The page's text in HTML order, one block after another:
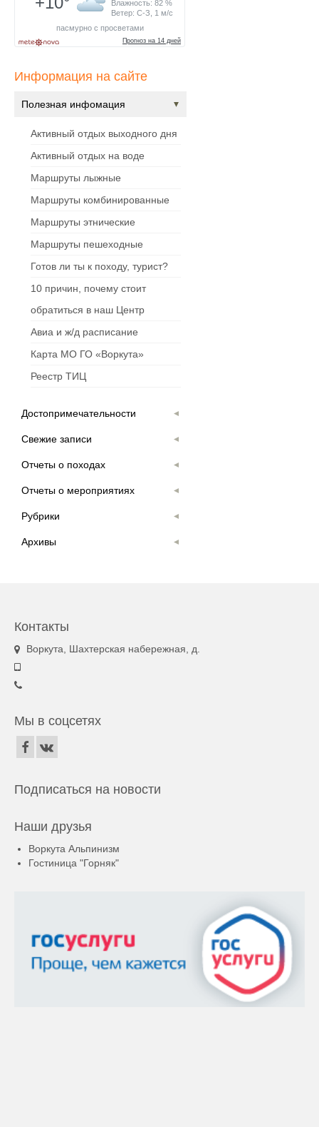
Информация на сайте
Полезная инфомация
Активный отдых выходного дня
Активный отдых на воде
Маршруты лыжные
Маршруты комбинированные
Маршруты этнические
Маршруты пешеходные
Готов ли ты к походу, турист?
10 причин, почему стоит
обратиться в наш Центр
Авиа и ж/д расписание
Карта МО ГО «Воркута»
Реестр ТИЦ
Достопримечательности
Свежие записи
Отчеты о походах
Отчеты о мероприятиях
Рубрики
Архивы
Контакты
Воркута, Шахтерская набережная, д.
Мы в соцсетях
Подписаться на новости
Наши друзья
Воркута Альпинизм
Гостиница "Горняк"